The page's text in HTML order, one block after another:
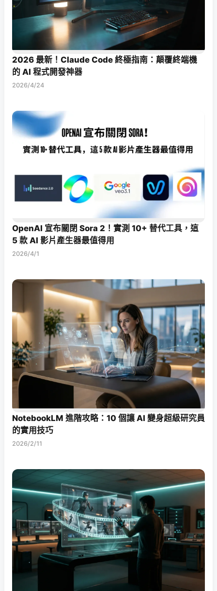
2026 最新！Claude Code 終極指南：顛覆終端機
的 AI 程式開發神器
2026/4/24
OpenAI 宣布關閉 Sora 2！實測 10+ 替代工具，這
5 款 AI 影片產生器最值得用
2026/4/1
NotebookLM 進階攻略：10 個讓 AI 變身超級研究員
的實用技巧
2026/2/11